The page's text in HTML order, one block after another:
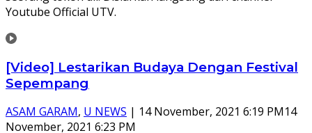
Youtube Official UTV.
[Video] Lestarikan Budaya Dengan Festival
Sepempang
ASAM GARAM, U NEWS | 14 November, 2021 6:19 PM14
November, 2021 6:23 PM